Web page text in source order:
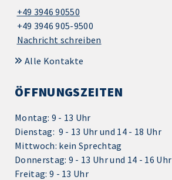
+49 3946 90550
+49 3946 905-9500
Nachricht schreiben
Alle Kontakte
ÖFFNUNGSZEITEN
Montag: 9 - 13 Uhr
Dienstag: 9 - 13 Uhr und 14 - 18 Uhr
Mittwoch: kein Sprechtag
Donnerstag: 9 - 13 Uhr und 14 - 16 Uhr
Freitag: 9 - 13 Uhr